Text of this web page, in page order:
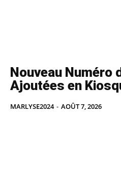
Nouveau Numéro
Ajoutées en
MARLYSE2024 - AOÛT 7, 2026